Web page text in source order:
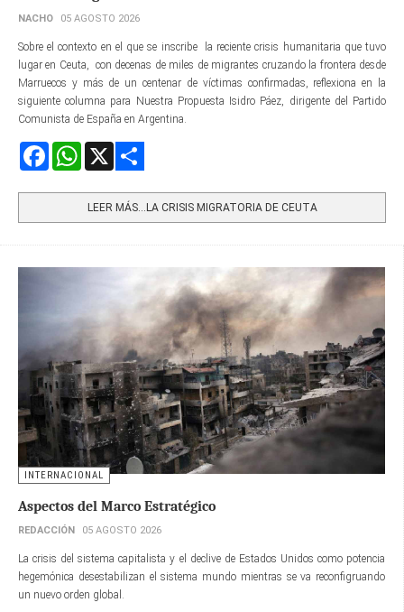
NACHO 05 AGOSTO 2026
Sobre el contexto en el que se inscribe la reciente crisis humanitaria que tuvo
lugar en Ceuta, con decenas de miles de migrantes cruzando la frontera desde
Marruecos y más de un centenar de víctimas confirmadas, reflexiona en la
siguiente columna para Nuestra Propuesta Isidro Páez, dirigente del Partido
Comunista de España en Argentina.
FacebookWhatsApp
LEER MÁS…LA CRISIS MIGRATORIA DE CEUTA
INTERNACIONAL
Aspectos del Marco Estratégico
REDACCIÓN 05 AGOSTO 2026
La crisis del sistema capitalista y el declive de Estados Unidos como potencia
hegemónica desestabilizan el sistema mundo mientras se va reconfigruando
un nuevo orden global.